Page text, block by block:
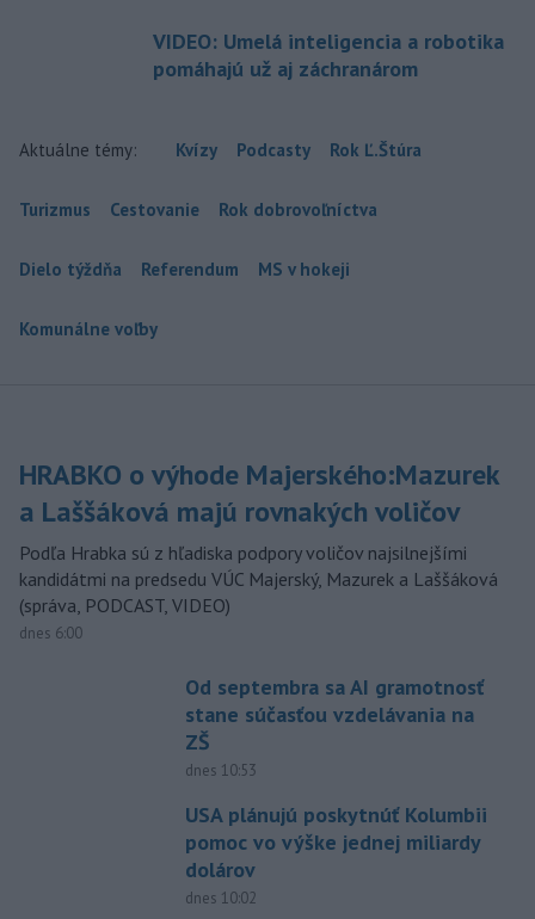
VIDEO: Umelá inteligencia a robotika
pomáhajú už aj záchranárom
Aktuálne témy: Kvízy Podcasty Rok Ľ.Štúra
Turizmus Cestovanie Rok dobrovoľníctva
Dielo týždňa Referendum MS v hokeji
Komunálne voľby
HRABKO o výhode Majerského:Mazurek
a Laššáková majú rovnakých voličov
Podľa Hrabka sú z hľadiska podpory voličov najsilnejšími
kandidátmi na predsedu VÚC Majerský, Mazurek a Laššáková
(správa, PODCAST, VIDEO)
dnes 6:00
Od septembra sa AI gramotnosť
stane súčasťou vzdelávania na
ZŠ
dnes 10:53
USA plánujú poskytnúť Kolumbii
pomoc vo výške jednej miliardy
dolárov
dnes 10:02